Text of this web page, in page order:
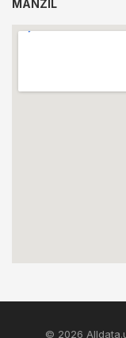
MANZIL
© 2026